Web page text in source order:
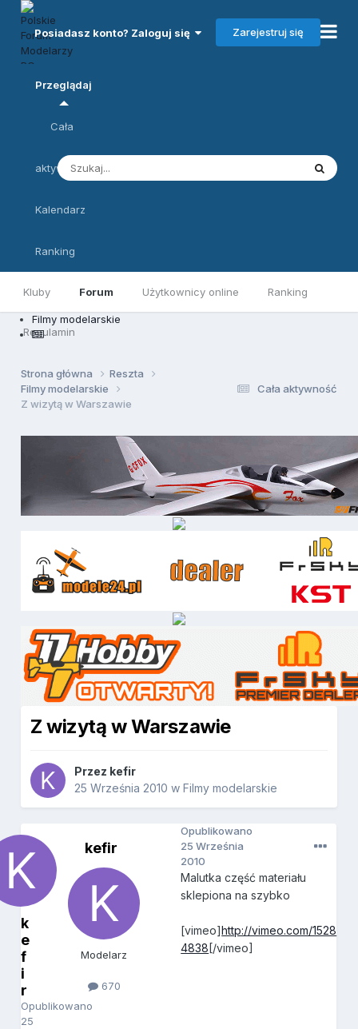
Posiadasz konto? Zaloguj się Zarejestruj się
Przeglądaj
Kluby Forum Użytkownicy online Ranking
Regulamin
Cała
aktywność
Kalendarz
Ranking
Filmy modelarskie
Cała aktywność
Strona główna
Reszta
Filmy modelarskie
Z wizytą w Warszawie
Z wizytą w Warszawie
Przez kefir
25 Września 2010 wFilmy modelarskie
k
e
f
i
r
Opublikowano
25
kefir
Modelarz
670
Opublikowano
25 Września
2010
Malutka część materiału
sklepiona na szybko
[vimeo]http://vimeo.com/1528
4838 [/vimeo]